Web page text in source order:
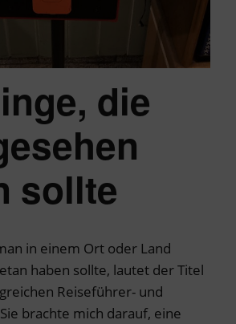
die
sollte
in einem Ort oder Land
haben sollte, lautet der Titel
Reiseführer- und
brachte mich darauf, eine